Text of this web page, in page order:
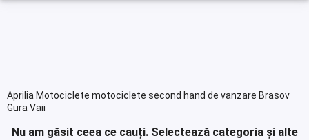
Aprilia Motociclete motociclete second hand de vanzare Brasov
Gura Vaii
Nu am găsit ceea ce cauți. Selectează categoria și alte